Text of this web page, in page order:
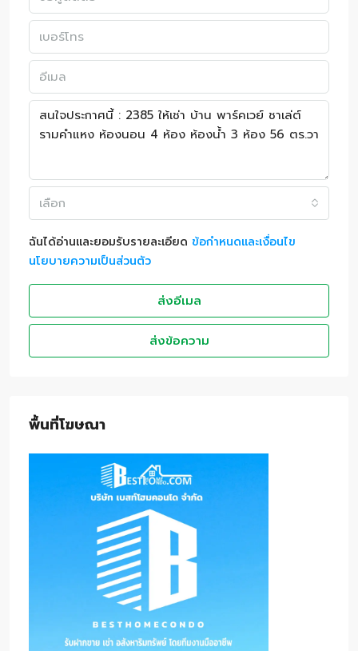
เลือก
ฉันได้อ่านและยอมรับรายละเอียด ข้อกำหนดและเงื่อนไข
นโยบายความเป็นส่วนตัว
ส่งอีเมล
ส่งข้อความ
พื้นที่โฆษณา